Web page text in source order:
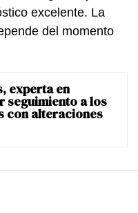
excelente. La
del momento
experta en
seguimiento a los
con alteraciones